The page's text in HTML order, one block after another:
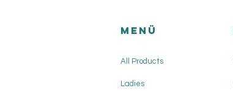
Menü
All Products
Ladies